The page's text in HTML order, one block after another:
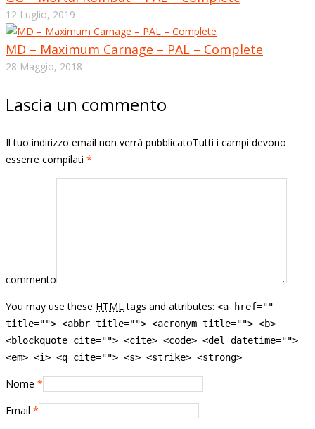
12 Luglio, 2019
MD – Maximum Carnage – PAL – Complete
28 Maggio, 2018
Lascia un commento
Il tuo indirizzo email non verrà pubblicatoTutti i campi devono
esserre compilati *
commento
You may use these HTML tags and attributes: <a href=""
title=""> <abbr title=""> <acronym title=""> <b>
<blockquote cite=""> <cite> <code> <del datetime="">
<em> <i> <q cite=""> <s> <strike> <strong>
Nome *
Email *